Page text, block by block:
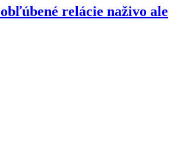
relácie naživo ale